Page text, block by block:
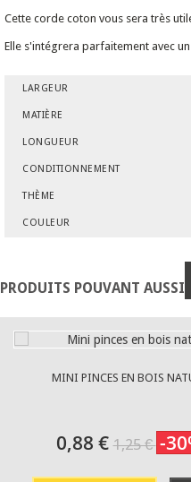
Cette corde coton vous sera très
Elle s'intégrera parfaitement avec
LARGEUR
MATIÈRE
LONGUEUR
CONDITIONNEMENT
THÈME
COULEUR
PRODUITS POUVANT AUSSI
MINI PINCES EN BOIS
0,88 €1,25 € -